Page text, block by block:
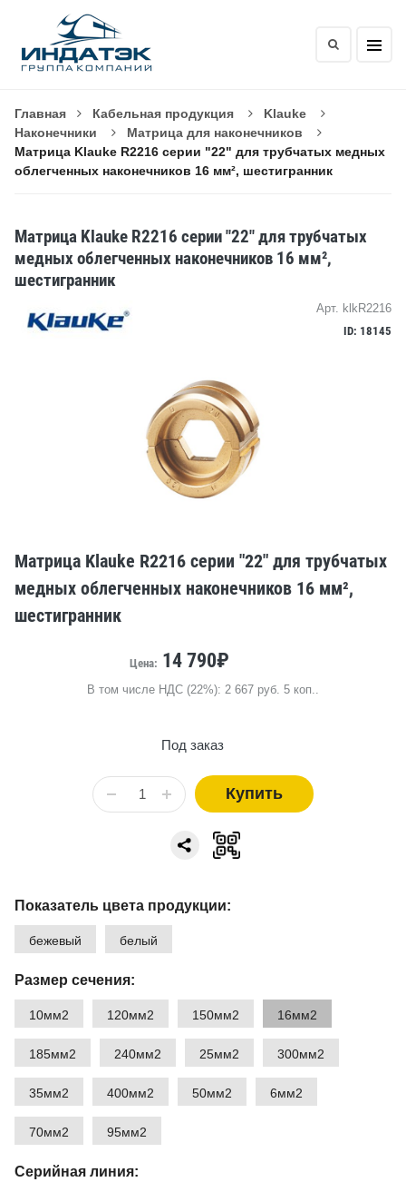
Главная Кабельная продукция
Klauke
Наконечники
Матрица для наконечников
Матрица Klauke R2216 серии "22" для трубчатых медных
облегченных наконечников 16 мм², шестигранник
Матрица Klauke R2216 серии "22" для трубчатых
медных облегченных наконечников 16 мм²,
шестигранник
Арт. klkR2216
ID: 18145
Матрица Klauke R2216 серии "22" для трубчатых
медных облегченных наконечников 16 мм²,
шестигранник
Цена: 14 790₽
В том числе НДС (22%): 2 667 руб. 5 коп..
Под заказ
Купить
Показатель цвета продукции:
бежевый белый
Размер сечения:
10мм2 120мм2 150мм2 16мм2
185мм2 240мм2 25мм2 300мм2
35мм2 400мм2 50мм2 6мм2
70мм2 95мм2
Серийная линия: